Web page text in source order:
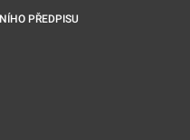
PŘEDPISU